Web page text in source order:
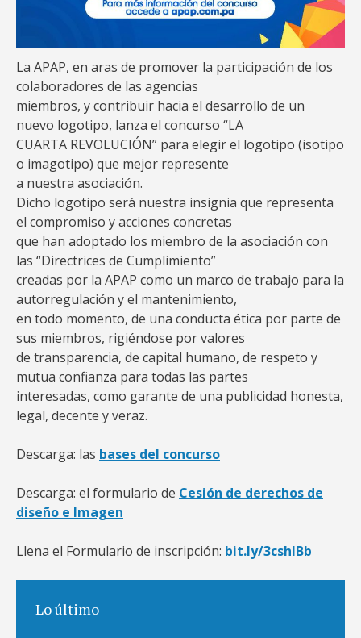
La APAP, en aras de promover la participación de los
colaboradores de las agencias
miembros, y contribuir hacia el desarrollo de un
nuevo logotipo, lanza el concurso “LA
CUARTA REVOLUCIÓN” para elegir el logotipo (isotipo
o imagotipo) que mejor represente
a nuestra asociación.
Dicho logotipo será nuestra insignia que representa
el compromiso y acciones concretas
que han adoptado los miembro de la asociación con
las “Directrices de Cumplimiento”
creadas por la APAP como un marco de trabajo para la
autorregulación y el mantenimiento,
en todo momento, de una conducta ética por parte de
sus miembros, rigiéndose por valores
de transparencia, de capital humano, de respeto y
mutua confianza para todas las partes
interesadas, como garante de una publicidad honesta,
legal, decente y veraz.
Descarga: las bases del concurso
Descarga: el formulario de Cesión de derechos de
diseño e Imagen
Llena el Formulario de inscripción: bit.ly/3cshlBb
Lo último